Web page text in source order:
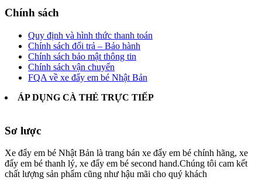
Chính sách
Quy định và hình thức thanh toán
Chính sách đổi trả – Bảo hành
Chính sách bảo mật thông tin
Chính sách vận chuyển
FQA về xe đẩy em bé Nhật Bản
ÁP DỤNG CÀ THẺ TRỰC TIẾP
Sơ lược
Xe đẩy em bé Nhật Bản là trang bán xe đẩy em bé chính hãng, xe
đẩy em bé thanh lý, xe đẩy em bé second hand.Chúng tôi cam kết
chất lượng sản phẩm cũng như hậu mãi cho quý khách